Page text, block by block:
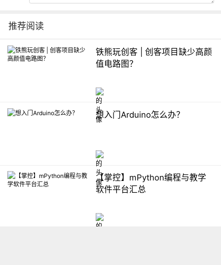
推荐阅读
铁熊玩创客 | 创客项目缺少高颜
值电路图？
想入门Arduino怎么办？
【掌控】mPython编程与教学
软件平台汇总